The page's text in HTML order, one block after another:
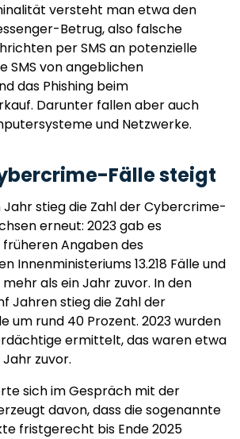
versteht man etwa den
Betrug, also falsche
per SMS an potenzielle
SMS von angeblichen
das Phishing beim
Darunter fallen aber auch
und Netzwerke.
Fälle steigt
stieg die Zahl der Cybercrime-
erneut: 2023 gab es
Angaben des
Innenministeriums 13.218 Fälle und
als ein Jahr zuvor. In den
Jahren stieg die Zahl der
um rund 40 Prozent. 2023 wurden
ermittelt, das waren etwa
zuvor.
sich im Gespräch mit der
davon, dass die sogenannte
fristgerecht bis Ende 2025